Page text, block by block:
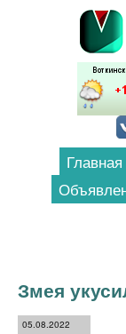
Перейти к
Главная
Змея
05.08.2022